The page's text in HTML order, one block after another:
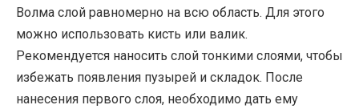
Волма слой равномерно на всю область. Для этого
можно использовать кисть или валик.
Рекомендуется наносить слой тонкими слоями, чтобы
избежать появления пузырей и складок. После
нанесения первого слоя, необходимо дать ему